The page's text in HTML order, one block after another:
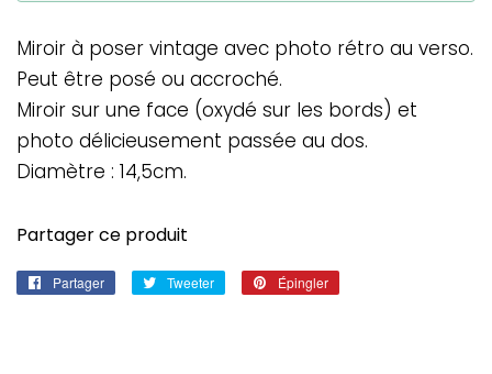
Miroir à poser vintage avec photo rétro au verso.
Peut être posé ou accroché.
Miroir sur une face (oxydé sur les bords) et
photo délicieusement passée au dos.
Diamètre : 14,5cm.
Partager ce produit
Partager
Partager Tweeter
Tweeter
Épingler